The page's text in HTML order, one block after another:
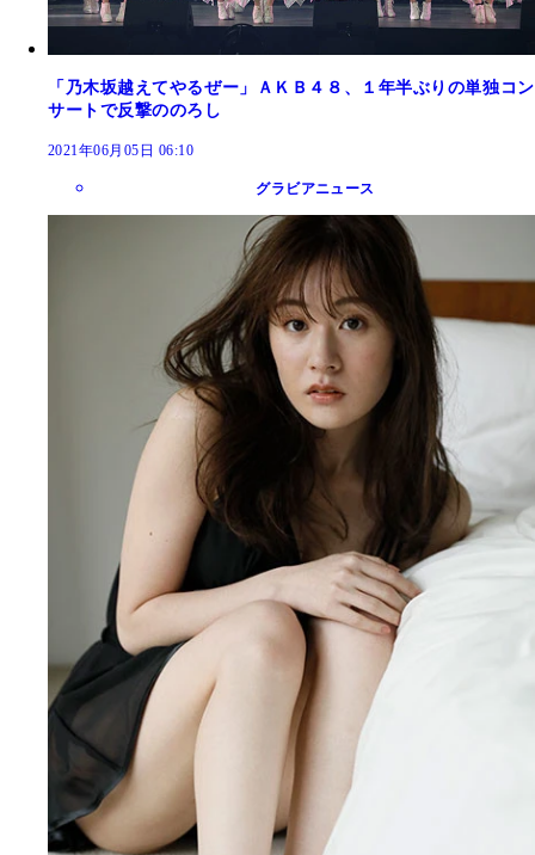
「乃木坂越えてやるぜー」ＡＫＢ４８、１年半ぶりの単独コン
サートで反撃ののろし
2021年06月05日 06:10
グラビアニュース